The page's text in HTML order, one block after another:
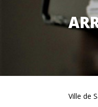
Ville de